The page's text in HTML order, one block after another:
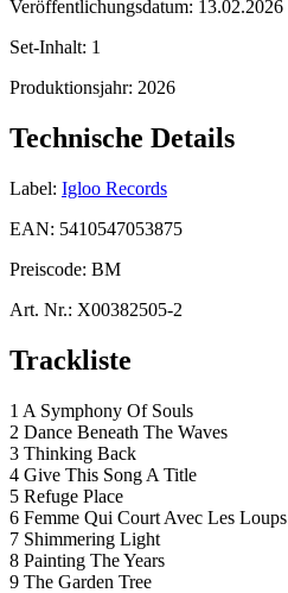
Veröffentlichungsdatum: 13.02.2026
Set-Inhalt: 1
Produktionsjahr: 2026
Technische Details
Label: Igloo Records
EAN: 5410547053875
Preiscode: BM
Art. Nr.: X00382505-2
Trackliste
1 A Symphony Of Souls
2 Dance Beneath The Waves
3 Thinking Back
4 Give This Song A Title
5 Refuge Place
6 Femme Qui Court Avec Les Loups
7 Shimmering Light
8 Painting The Years
9 The Garden Tree